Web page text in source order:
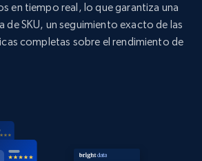
375+ Comenzar ahora
Availability, Reviews count, and
en tiempo real, lo que garantiza una
de SKU, un seguimiento exacto de las
completas sobre el rendimiento de